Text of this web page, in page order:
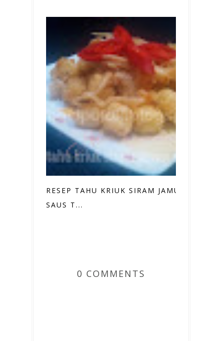
RESEP TAHU KRIUK SIRAM JAMUR
SAUS T...
0 COMMENTS